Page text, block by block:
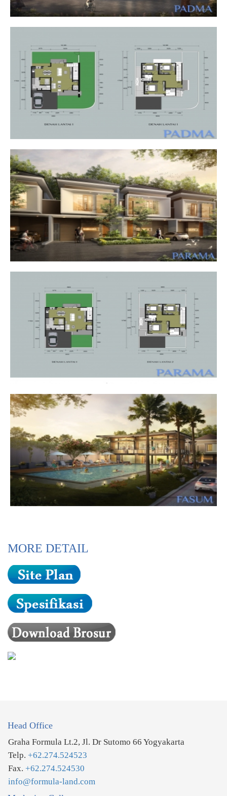
MORE DETAIL
Head Office
Graha Formula Lt.2, Jl. Dr Sutomo 66 Yogyakarta
Telp. +62.274.524523
Fax. +62.274.524530
info@formula-land.com